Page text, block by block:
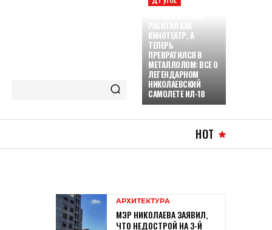
РАБОТАЛ КАК
КИНОТЕАТР, А
ТЕПЕРЬ
ПРЕВРАТИЛСЯ В
МЕТАЛЛОЛОМ: ВСЕ О
ЛЕГЕНДАРНОМ
НИКОЛАЕВСКИЙ
САМОЛЕТЕ ИЛ-18
HOT
АРХИТЕКТУРА
МЭР НИКОЛАЕВА ЗАЯВИЛ,
ЧТО НЕДОСТРОЙ НА 3-Й